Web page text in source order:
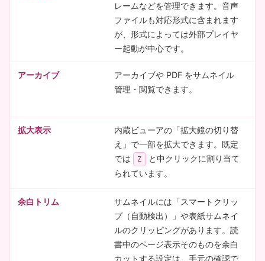
レームなどを管理できます。音声
ファイルも対応形式に含まれます
が、形式によっては外部プレイヤ
ー起動が中心です。
アーカイブ
アーカイブや PDF をサムネイル
管理・閲覧できます。
拡大表示
内蔵ビューアの「拡大鏡の切り替
え」で一部を拡大できます。既定
では
Z
と中クリックに割り当て
られています。
余白トリム
サムネイルには「スマートクリッ
プ（自動検出）」や表紙サムネイ
ルのクリッピングがあります。読
書中のページ表示そのものを余白
カットする設定は、手元の確認で